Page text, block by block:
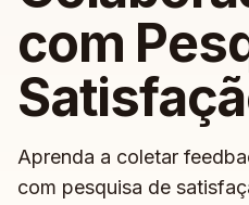
com
Aprenda a coletar
com pesquisa de